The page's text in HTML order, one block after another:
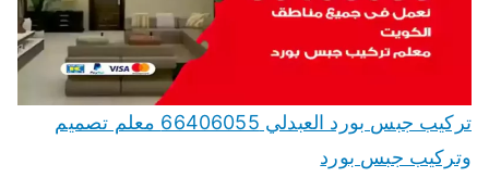
تركيب جبس بورد العبدلي 66406055 معلم تصميم
وتركيب جبس بورد